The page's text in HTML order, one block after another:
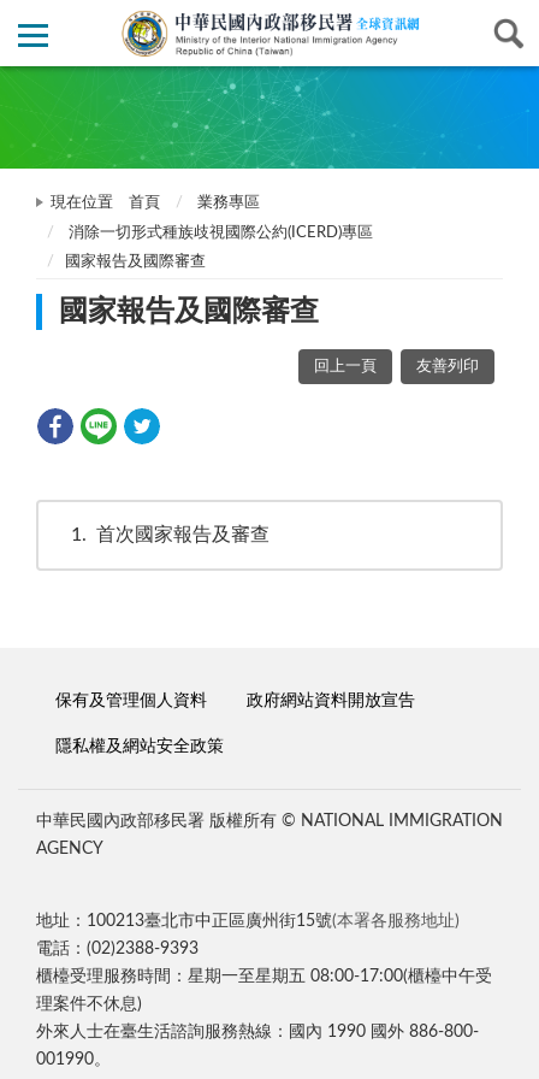
現在位置 首頁
業務專區
消除一切形式種族歧視國際公約(ICERD)專區
國家報告及國際審查
國家報告及國際審查
回上一頁 友善列印
1 首次國家報告及審查
保有及管理個人資料 政府網站資料開放宣告
隱私權及網站安全政策
中華民國內政部移民署 版權所有 © NATIONAL IMMIGRATION
AGENCY
地址：100213臺北市中正區廣州街15號(本署各服務地址)
電話：(02)2388-9393
櫃檯受理服務時間：星期一至星期五 08:00-17:00(櫃檯中午受
理案件不休息)
外來人士在臺生活諮詢服務熱線：國內 1990 國外 886-800-
001990。